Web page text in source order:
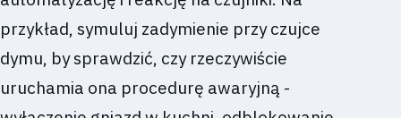
przykład, symuluj zadymienie przy czujce
dymu, by sprawdzić, czy rzeczywiście
uruchamia ona procedurę awaryjną -